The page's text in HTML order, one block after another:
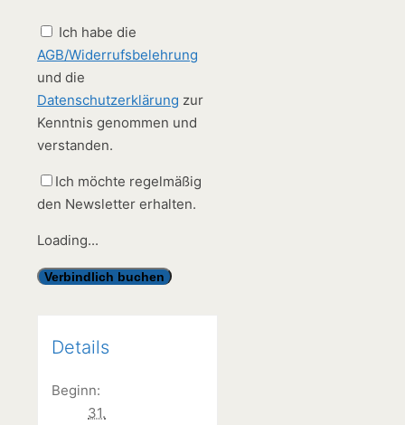
Ich habe die
AGB/Widerrufsbelehrung
und die
Datenschutzerklärung zur
Kenntnis genommen und
verstanden.
Ich möchte regelmäßig
den Newsletter erhalten.
Loading...
Details
Beginn:
31.